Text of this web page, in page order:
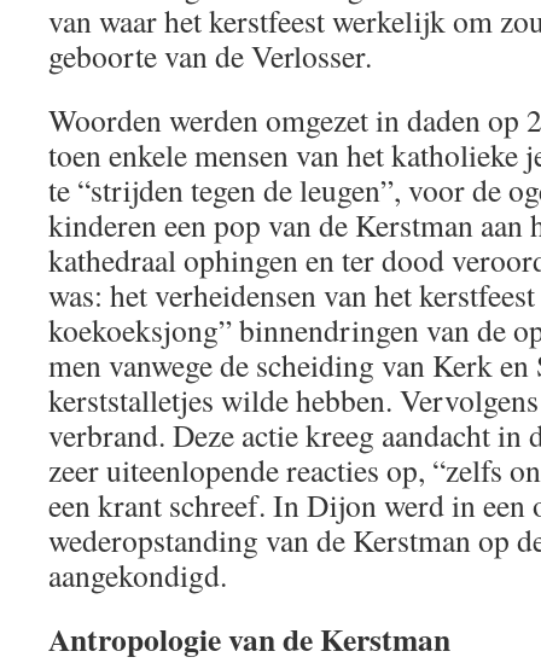
van waar het kerstfeest werkelijk om
geboorte van de Verlosser.
Woorden werden omgezet in daden op
toen enkele mensen van het
te “strijden tegen de leugen”, voor de
kinderen een pop van de Kerstman aan
kathedraal ophingen en ter dood
was: het verheidensen van het
koekoeksjong” binnendringen van de
men vanwege de scheiding van Kerk en
kerststalletjes wilde hebben.
verbrand. Deze actie kreeg aandacht in
zeer uiteenlopende reacties op, “zelfs
een krant schreef. In Dijon werd in
wederopstanding van de Kerstman op
aangekondigd.
Antropologie van de Kerstman